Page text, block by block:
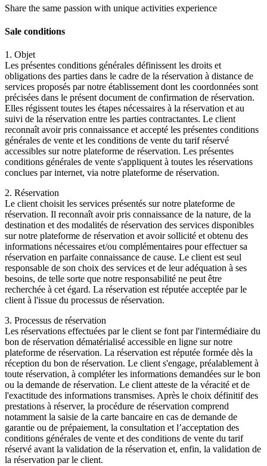
Share the same passion with unique activities experience
Sale conditions
1. Objet
Les présentes conditions générales définissent les droits et
obligations des parties dans le cadre de la réservation à distance de
services proposés par notre établissement dont les coordonnées sont
précisées dans le présent document de confirmation de réservation.
Elles régissent toutes les étapes nécessaires à la réservation et au
suivi de la réservation entre les parties contractantes. Le client
reconnaît avoir pris connaissance et accepté les présentes conditions
générales de vente et les conditions de vente du tarif réservé
accessibles sur notre plateforme de réservation. Les présentes
conditions générales de vente s'appliquent à toutes les réservations
conclues par internet, via notre plateforme de réservation.
2. Réservation
Le client choisit les services présentés sur notre plateforme de
réservation. Il reconnaît avoir pris connaissance de la nature, de la
destination et des modalités de réservation des services disponibles
sur notre plateforme de réservation et avoir sollicité et obtenu des
informations nécessaires et/ou complémentaires pour effectuer sa
réservation en parfaite connaissance de cause. Le client est seul
responsable de son choix des services et de leur adéquation à ses
besoins, de telle sorte que notre responsabilité ne peut être
recherchée à cet égard. La réservation est réputée acceptée par le
client à l'issue du processus de réservation.
3. Processus de réservation
Les réservations effectuées par le client se font par l'intermédiaire du
bon de réservation dématérialisé accessible en ligne sur notre
plateforme de réservation. La réservation est réputée formée dès la
réception du bon de réservation. Le client s'engage, préalablement à
toute réservation, à compléter les informations demandées sur le bon
ou la demande de réservation. Le client atteste de la véracité et de
l'exactitude des informations transmises. Après le choix définitif des
prestations à réserver, la procédure de réservation comprend
notamment la saisie de la carte bancaire en cas de demande de
garantie ou de prépaiement, la consultation et l’acceptation des
conditions générales de vente et des conditions de vente du tarif
réservé avant la validation de la réservation et, enfin, la validation de
la réservation par le client.